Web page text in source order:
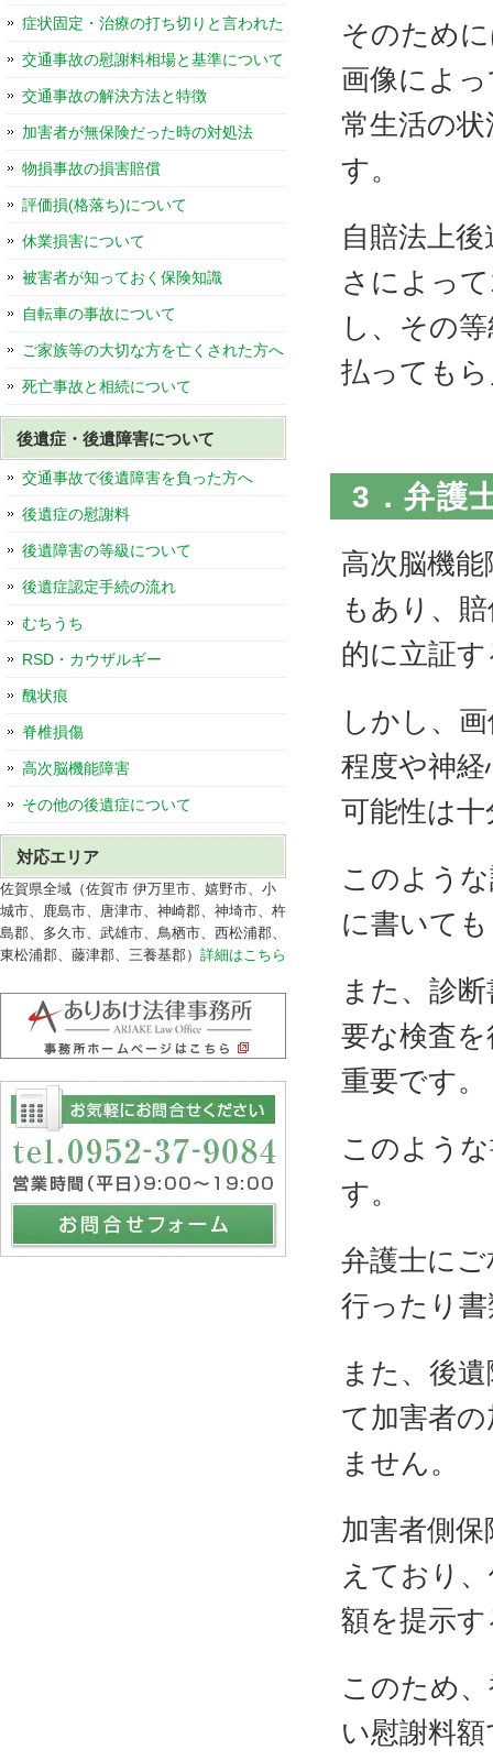
そのため
画像によ
常生活の
す。
自賠法上
さによっ
し、その
払っても
3．弁護
高次脳機
もあり、
的に立証
しかし、
程度や神
可能性は
このよう
に書いて
また、診
要な検査
重要です。
このよう
す。
弁護士に
行ったり
また、後
て加害者
ません。
加害者側
えており
額を提示
このため
い慰謝料
症状固定・治療の打ち切りと言われた
交通事故の慰謝料相場と基準について
交通事故の解決方法と特徴
加害者が無保険だった時の対処法
物損事故の損害賠償
評価損(格落ち)について
休業損害について
被害者が知っておく保険知識
自転車の事故について
ご家族等の大切な方を亡くされた方へ
死亡事故と相続について
後遺症・後遺障害について
交通事故で後遺障害を負った方へ
後遺症の慰謝料
後遺障害の等級について
後遺症認定手続の流れ
むちうち
RSD・カウザルギー
醜状痕
脊椎損傷
高次脳機能障害
その他の後遺症について
対応エリア
佐賀県全域（佐賀市 伊万里市、嬉野市、小
城市、鹿島市、唐津市、神崎郡、神埼市、杵
島郡、多久市、武雄市、鳥栖市、西松浦郡、
東松浦郡、藤津郡、三養基郡） 詳細はこちら